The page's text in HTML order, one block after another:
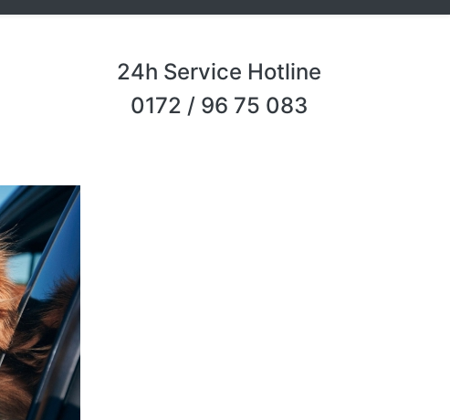
24h Service Hotline
0172 / 96 75 083